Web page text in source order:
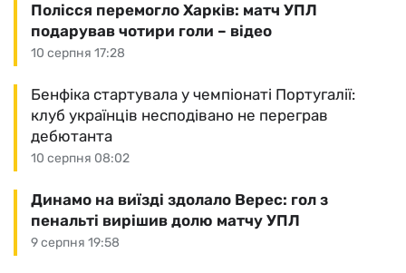
10 серпня 17:28
Полісся перемогло Харків: матч УПЛ
подарував чотири голи – відео
10 серпня 08:02
Бенфіка стартувала у чемпіонаті Португалії:
клуб українців несподівано не переграв
дебютанта
9 серпня 19:58
Динамо на виїзді здолало Верес: гол з
пенальті вирішив долю матчу УПЛ